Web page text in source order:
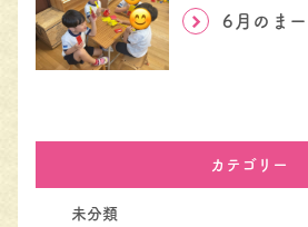
6月のま
カテゴリー
未分類